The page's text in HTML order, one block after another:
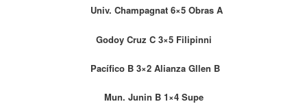
Univ. Champagnat 6×5 Obras A
Godoy Cruz C 3×5 Filipinni
Pacífico B 3×2 Alianza Gllen B
Mun. Junin B 1×4 Supe